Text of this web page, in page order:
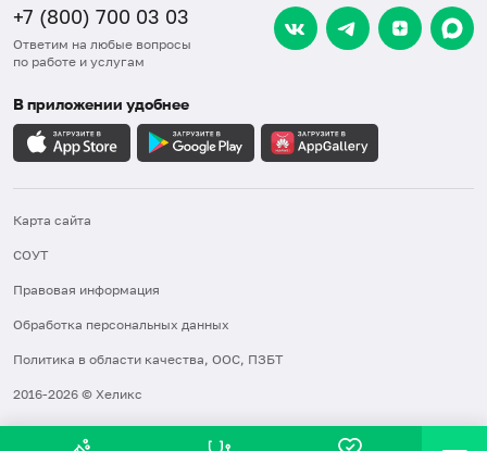
+7 (800) 700 03 03
Ответим на любые вопросы
по работе и услугам
В приложении удобнее
Карта сайта
СОУТ
Правовая информация
Обработка персональных данных
Политика в области качества, ООС, ПЗБТ
2016-2026 © Хеликс